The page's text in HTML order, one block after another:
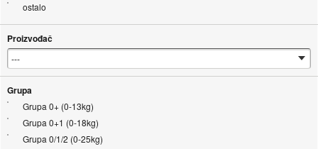
ostalo
Proizvođač
Grupa
Grupa 0+ (0-13kg)
Grupa 0+1 (0-18kg)
Grupa 0/1/2 (0-25kg)